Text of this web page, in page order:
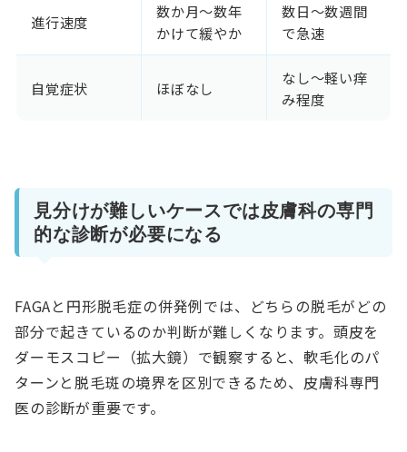
進行速度
数か月〜数年
かけて緩やか
数日〜数週間
で急速
自覚症状 ほぼなし
なし〜軽い痒
み程度
見分けが難しいケースでは皮膚科の専門
的な診断が必要になる
FAGAと円形脱毛症の併発例では、どちらの脱毛がどの
部分で起きているのか判断が難しくなります。頭皮を
ダーモスコピー（拡大鏡）で観察すると、軟毛化のパ
ターンと脱毛斑の境界を区別できるため、皮膚科専門
医の診断が重要です。